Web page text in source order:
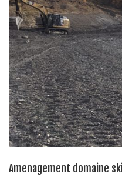
Amenagement domaine